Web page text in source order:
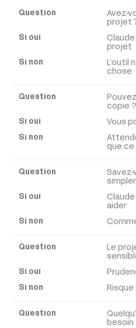
Question
oui
Si
Avez-
projet
projet
L’outil
chose
copie ?
Vous
que ce
aider
Le
besoin